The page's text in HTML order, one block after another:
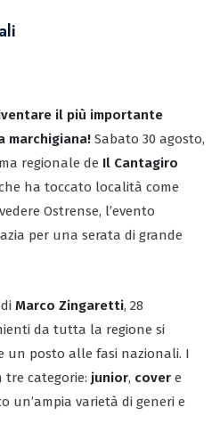
il più importante
marchigiana! Sabato 30 agosto,
regionale de Il Cantagiro
ha toccato località come
Ostrense, l’evento
per una serata di grande
Marco Zingaretti, 28
da tutta la regione si
un posto alle fasi nazionali. I
tre categorie: junior, cover e
un’ampia varietà di generi e